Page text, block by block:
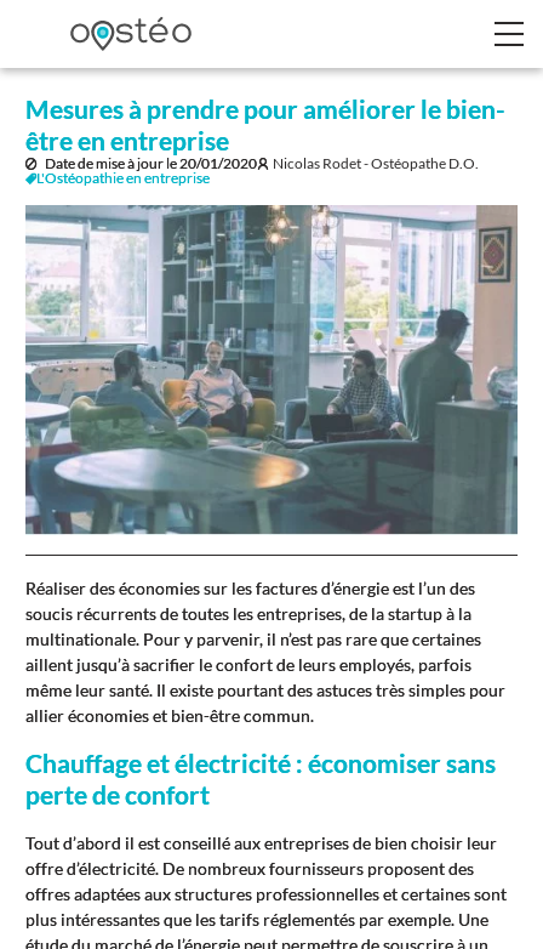
Mesures à prendre pour améliorer le bien-
être en entreprise
Date de mise à jour le20/01/2020
Nicolas Rodet - Ostéopathe D.O.
L'Ostéopathie en entreprise
Réaliser des économies sur les factures d’énergie est l’un des
soucis récurrents de toutes les entreprises, de la startup à la
multinationale. Pour y parvenir, il n’est pas rare que certaines
aillent jusqu’à sacrifier le confort de leurs employés, parfois
même leur santé. Il existe pourtant des astuces très simples pour
allier économies et bien-être commun.
Chauffage et électricité : économiser sans
perte de confort
Tout d’abord il est conseillé aux entreprises de bien choisir leur
offre d’électricité. De nombreux fournisseurs proposent des
offres adaptées aux structures professionnelles et certaines sont
plus intéressantes que les tarifs réglementés par exemple. Une